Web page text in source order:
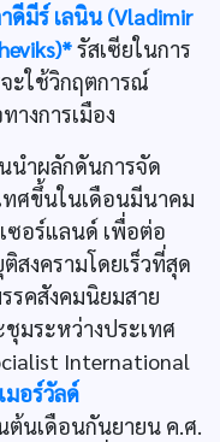
ดีมีร์ เลนิน (Vladimir
รัสเซียในการ
ะใช้วิกฤตการณ์
างการเมือง
นำผลักดันการจัด
ศขึ้นในเดือนมีนาคม
ซอร์แลนด์ เพื่อต่อ
สงครามโดยเร็วที่สุด
รคสังคมนิยมสาย
มระหว่างประเทศ
International
อร์วัลด์
ต้นเดือนกันยายน ค.ศ.